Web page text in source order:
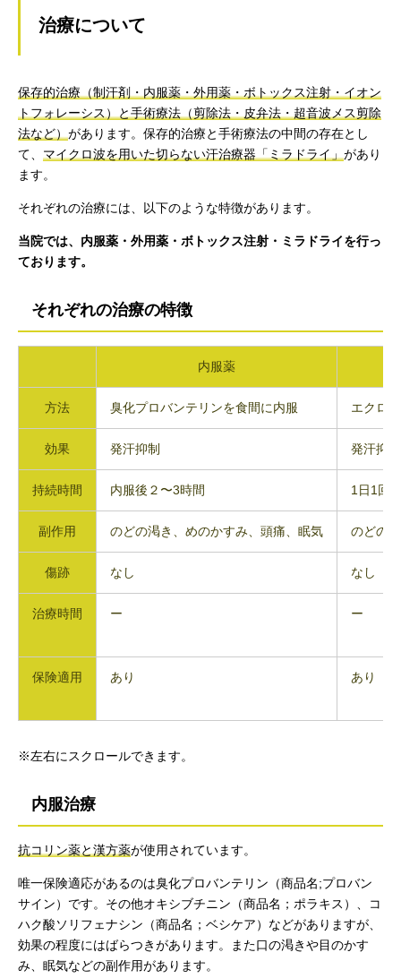
治療について
保存的治療（制汗剤・内服薬・外用薬・ボトックス注射・イオン
トフォレーシス）と手術療法（剪除法・皮弁法・超音波メス剪除
法など）があります。保存的治療と手術療法の中間の存在とし
て、 マイクロ波を用いた切らない汗治療器「ミラドライ」があり
ます。
それぞれの治療には、以下のような特徴があります。
当院では、内服薬・外用薬・ボトックス注射・ミラドライを行っ
ております。
それぞれの治療の特徴
内服薬
方法 臭化プロバンテリンを食間に内服 エクロ
効果 発汗抑制 発汗抑制
持続時間 内服後２〜3時間 1日1回
副作用 のどの渇き、めのかすみ、頭痛、眠気 のどの
傷跡 なし なし
治療時間 ー ー
保険適用 あり あり
※左右にスクロールできます。
内服治療
抗コリン薬と漢方薬が使用されています。
唯一保険適応があるのは臭化プロバンテリン（商品名;プロバン
サイン）です。その他オキシブチニン（商品名；ポラキス）、コ
ハク酸ソリフェナシン（商品名；ベシケア）などがありますが、
効果の程度にはばらつきがあります。また口の渇きや目のかす
み、眠気などの副作用があります。